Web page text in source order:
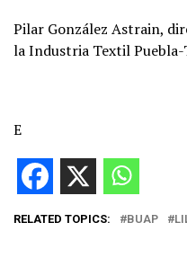
Pilar González Astrain,
la Industria Textil Puebla-
E
RELATED TOPICS: BUAP